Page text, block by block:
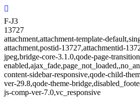
F-J3
13727
attachment,attachment-template-
attachment,postid-13727,attachmentid-
jpeg,bridge-core-3.1.0,qode-page-
content-sidebar-responsive,qode-child-
ver-29.8,qode-theme-
js-comp-ver-7.0,vc_responsive